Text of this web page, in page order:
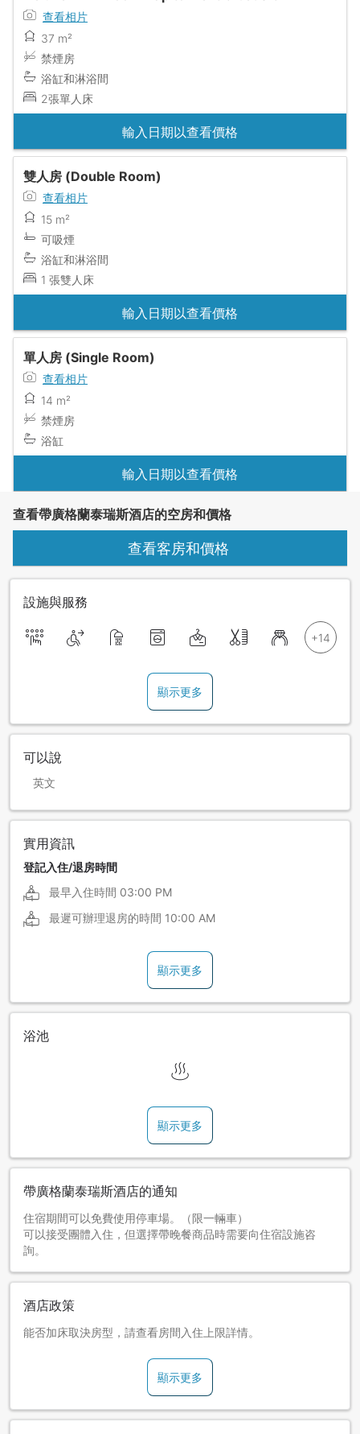
查看相片
37 m²
禁煙房
浴缸和淋浴間
2張單人床
輸入日期以查看價格
雙人房 (Double Room)
查看相片
15 m²
可吸煙
浴缸和淋浴間
1 張雙人床
輸入日期以查看價格
單人房 (Single Room)
查看相片
14 m²
禁煙房
浴缸
輸入日期以查看價格
查看帶廣格蘭泰瑞斯酒店的空房和價格
查看客房和價格
設施與服務
顯示更多
可以說
英文
實用資訊
登記入住/退房時間
最早入住時間 03:00 PM
最遲可辦理退房的時間 10:00 AM
顯示更多
浴池
顯示更多
帶廣格蘭泰瑞斯酒店的通知
住宿期間可以免費使用停車場。（限一輛車）
可以接受團體入住，但選擇帶晚餐商品時需要向住宿設施咨
詢。
酒店政策
能否加床取決房型，請查看房間入住上限詳情。
顯示更多